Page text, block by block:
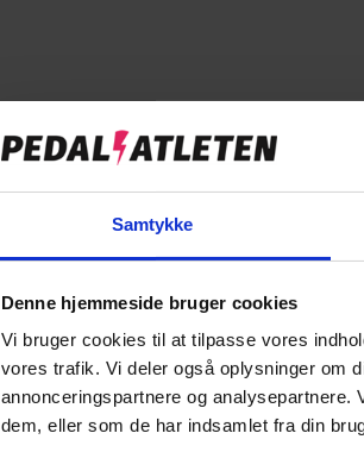
Samtykke
Denne hjemmeside bruger cookies
Vi bruger cookies til at tilpasse vores
vores trafik. Vi deler også oplysninger om
annonceringspartnere og analysepartnere.
dem, eller som de har indsamlet fra din